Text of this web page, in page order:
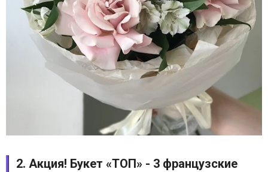
2. Акция! Букет «ТОП» - 3 французские